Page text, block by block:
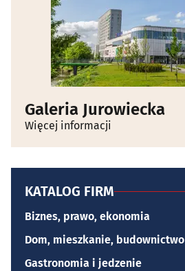
Galeria Jurowiecka
Więcej informacji
KATALOG FIRM
Biznes, prawo, ekonomia
Dom, mieszkanie, budownictwo
Gastronomia i jedzenie